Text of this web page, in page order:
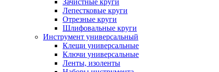
Зачистные круги
Лепестковые круги
Отрезные круги
Шлифовальные круги
Инструмент универсальный
Клещи универсальные
Ключи универсальные
Ленты, изоленты